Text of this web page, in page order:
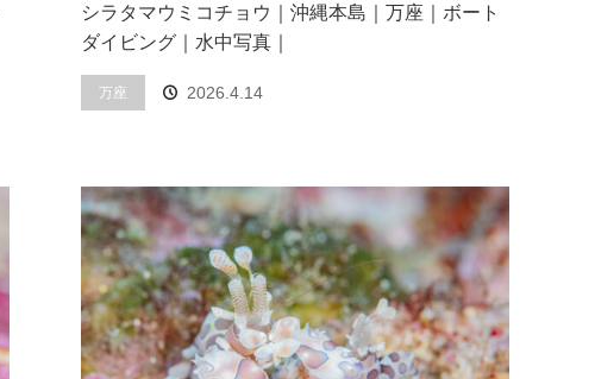
シラタマウミコチョウ｜沖縄本島｜万座｜ボート
ダイビング｜水中写真｜
万座 2026.4.14